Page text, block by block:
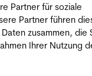
Partner für soziale
Partner führen
zusammen, die
Ihrer Nutzung